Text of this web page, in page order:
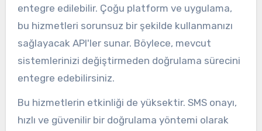
entegre edilebilir. Çoğu platform ve uygulama,
bu hizmetleri sorunsuz bir şekilde kullanmanızı
sağlayacak API'ler sunar. Böylece, mevcut
sistemlerinizi değiştirmeden doğrulama sürecini
entegre edebilirsiniz.
Bu hizmetlerin etkinliği de yüksektir. SMS onayı,
hızlı ve güvenilir bir doğrulama yöntemi olarak